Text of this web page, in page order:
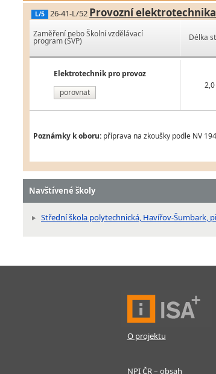
L/5 26-41-L/52 Provozní elektrotechnika
Zaměření nebo Školní vzdělávací
program (ŠVP)
Elektrotechnik pro provoz
porovnat
Délka
2,0
Poznámky k oboru: příprava na zkoušky podle NV
Navštívené školy
Střední škola polytechnická, Havířov-Šumbark,
O projektu
NPI ČR – obsah